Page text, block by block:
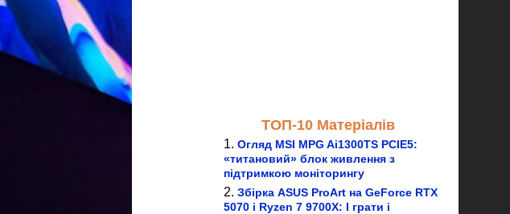
ТОП-10 Матеріалів
Огляд MSI MPG Ai1300TS PCIE5:
«титановий» блок живлення з
підтримкою моніторингу
Збірка ASUS ProArt на GeForce RTX
5070 і Ryzen 7 9700X: І грати і